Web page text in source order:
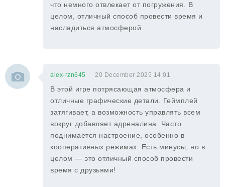
что немного отвлекает от погружения. В
целом, отличный способ провести время и
насладиться атмосферой.
alex-rzn645 20 December 2025 14:01
В этой игре потрясающая атмосфера и
отличные графические детали. Геймплей
затягивает, а возможность управлять всем
вокруг добавляет адреналина. Часто
поднимается настроение, особенно в
кооперативных режимах. Есть минусы, но в
целом — это отличный способ провести
время с друзьями!